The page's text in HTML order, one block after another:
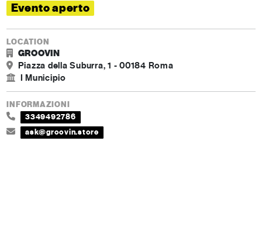
Evento aperto
LOCATION
GROOVIN
Piazza della Suburra, 1 - 00184 Roma
I Municipio
INFORMAZIONI
3349492786
ask@groovin.store